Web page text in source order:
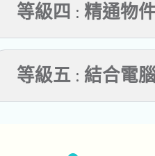
等級四 : 精通物
等級五 : 結合電